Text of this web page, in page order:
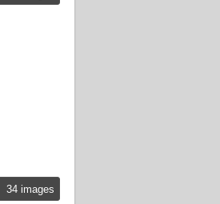
34 images